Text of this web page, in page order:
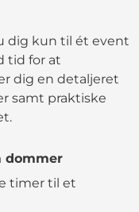
dig kun til ét event
tid for at
dig en detaljeret
samt praktiske
dommer
timer til et